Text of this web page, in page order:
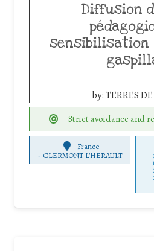
Diffusion
by:TERRES
Strict avoidance and
France
- CLERMONT L'HERAULT